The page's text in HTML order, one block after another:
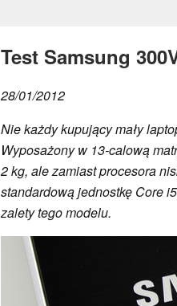
Test Samsung
28/01/2012
Nie każdy kupujący mały
Wyposażony w 13-calową
2 kg, ale zamiast procesora
standardową jednostkę Core
zalety tego modelu.